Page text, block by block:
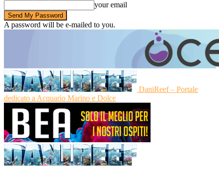
your email
A password will be e-mailed to you.
DaniReef – Portale
dedicato a Acquario Marino e Dolce